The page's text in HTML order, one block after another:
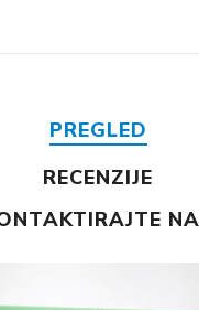
PREGLED
RECENZIJE